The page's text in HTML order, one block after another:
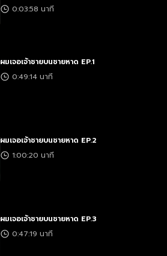
0:03:58 นาที
ผมเจอเจ้าชายบนชายหาด EP.1
0:49:14 นาที
ผมเจอเจ้าชายบนชายหาด EP.2
1:00:20 นาที
ผมเจอเจ้าชายบนชายหาด EP.3
0:47:19 นาที